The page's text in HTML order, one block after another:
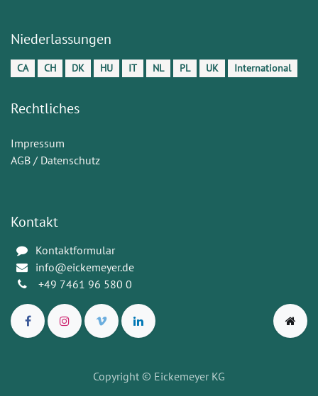
Niederlassungen
CA CH DK HU IT NL PL UK International
Rechtliches
Impressum
AGB / Datenschutz
Kontakt
Kontaktformular
info@eickemeyer.de
+49 7461 96 580 0
Copyright © Eickemeyer KG